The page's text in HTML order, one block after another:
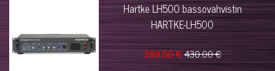
Hartke LH500 bassovahvistin
HARTKE-LH500
399.00 €430.00 €